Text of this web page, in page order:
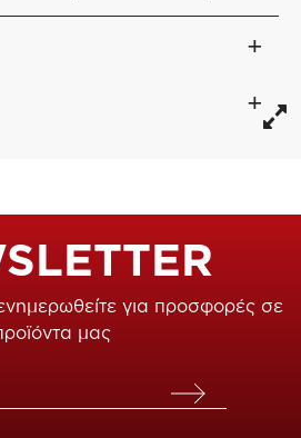
για προσφορές σε
μας